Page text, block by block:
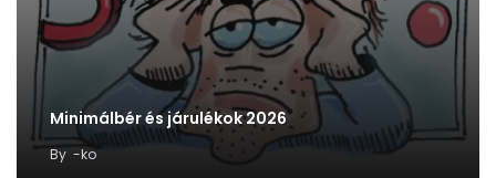
Minimálbér és járulékok 2026
By -ko